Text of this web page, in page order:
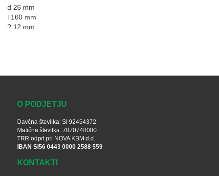
d 26 mm
l 160 mm
? 12 mm
O PODJETJU
Davčna številka: SI 92454372
Matična številka: 7070748000
TRR odprt pri NOVA KBM d.d.
IBAN SI56 0443 0000 2588 559
KONTAKTI